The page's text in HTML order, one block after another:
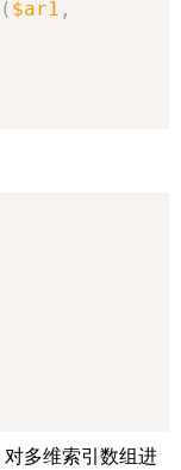
( $ar1 ,
对多维索引数组进